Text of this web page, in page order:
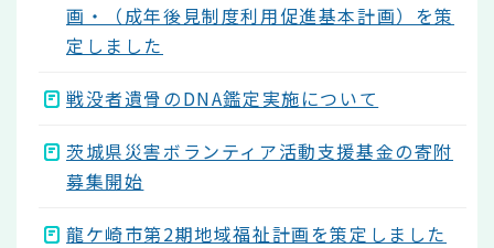
画・（成年後見制度利用促進基本計画）を策
定しました
戦没者遺骨のDNA鑑定実施について
茨城県災害ボランティア活動支援基金の寄附
募集開始
龍ケ崎市第2期地域福祉計画を策定しました